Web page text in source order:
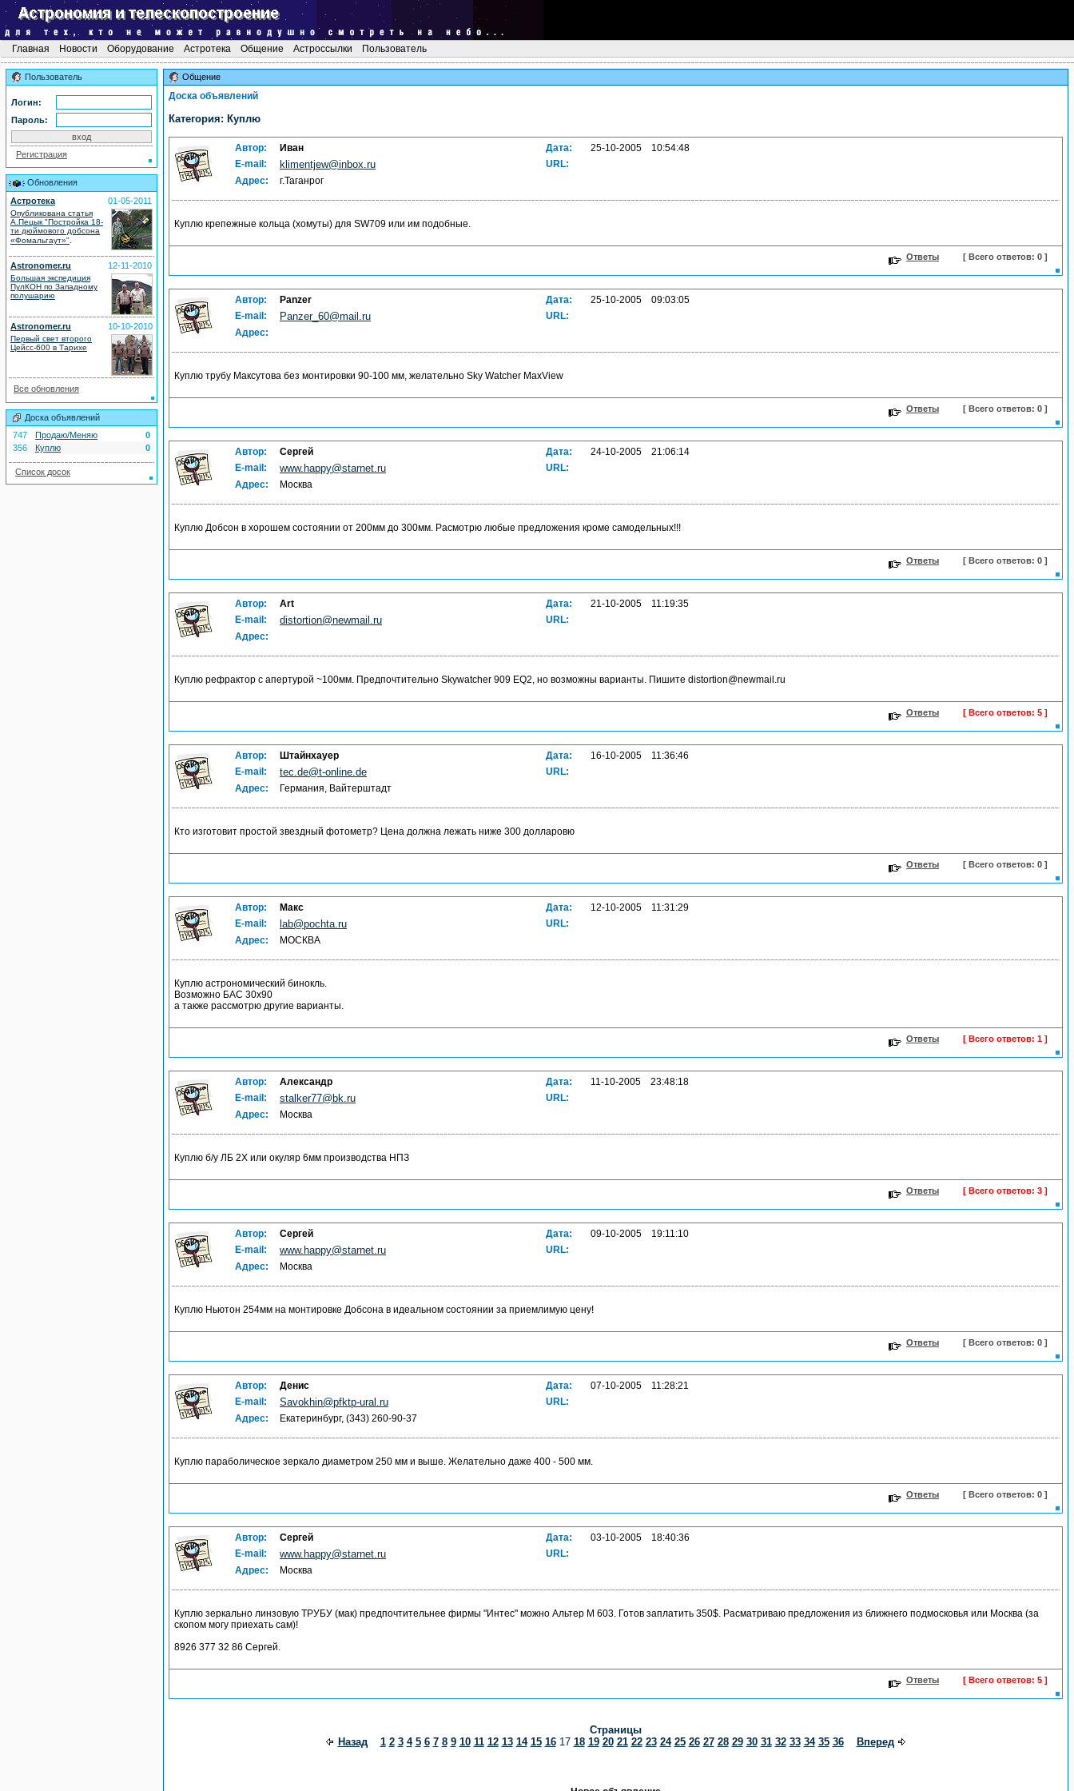
Главная Новости Оборудование Астротека Общение Астроссылки Пользователь
Пользователь
Логин:
Пароль:
Регистрация
Обновления
Астротека
01-05-2011
Опубликована статья
А.Пецык "Постройка 18-
ти дюймового добсона
«Фомальгаут»"
Astronomer.ru 12-11-2010
Большая экспедиция
ПулКОН по Западному
полушарию
Astronomer.ru 10-10-2010
Первый свет второго
Цейсс-600 в Тарихе
Все обновления
Доска объявлений
747
Продаю/Меняю
0
356
Куплю 0
Список досок
Общение
Доска объявлений
Категория: Куплю
Автор: Иван Дата:
25-10-2005 10:54:48
E-mail:
klimentjew@inbox.ru
URL:
Адрес:
г.Таганрог
Куплю крепежные кольца (хомуты) для SW709 или им подобные.
Ответы [ Всего ответов: 0 ]
Автор: Panzer Дата:
25-10-2005 09:03:05
E-mail:
Panzer_60@mail.ru
URL:
Адрес:
Куплю трубу Максутова без монтировки 90-100 мм, желательно Sky Watcher MaxView
Ответы [ Всего ответов: 0 ]
Автор: Сергей Дата:
24-10-2005 21:06:14
E-mail:
www.happy@starnet.ru
URL:
Адрес:
Москва
Куплю Добсон в хорошем состоянии от 200мм до 300мм. Расмотрю любые предложения кроме самодельных!!!
Ответы [ Всего ответов: 0 ]
Автор: Art Дата:
21-10-2005 11:19:35
E-mail:
distortion@newmail.ru
URL:
Адрес:
Куплю рефрактор с апертурой ~100мм. Предпочтительно Skywatcher 909 EQ2, но возможны варианты. Пишите distortion@newmail.ru
Ответы [ Всего ответов: 5 ]
Автор: Штайнхауер Дата:
16-10-2005 11:36:46
E-mail:
tec.de@t-online.de
URL:
Адрес:
Германия, Вайтерштадт
Кто изготовит простой звездный фотометр? Цена должна лежать ниже 300 долларовю
Ответы [ Всего ответов: 0 ]
Автор: Макс Дата:
12-10-2005 11:31:29
E-mail:
lab@pochta.ru
URL:
Адрес:
МОСКВА
Куплю астрономический бинокль.
Возможно БАС 30х90
а также рассмотрю другие варианты.
Ответы [ Всего ответов: 1 ]
Автор: Александр Дата:
11-10-2005 23:48:18
E-mail:
stalker77@bk.ru
URL:
Адрес:
Москва
Куплю б/у ЛБ 2X или окуляр 6мм производства НПЗ
Ответы [ Всего ответов: 3 ]
Автор: Сергей Дата:
09-10-2005 19:11:10
E-mail:
www.happy@starnet.ru
URL:
Адрес:
Москва
Куплю Ньютон 254мм на монтировке Добсона в идеальном состоянии за приемлимую цену!
Ответы [ Всего ответов: 0 ]
Автор: Денис Дата:
07-10-2005 11:28:21
E-mail:
Savokhin@pfktp-ural.ru
URL:
Адрес:
Екатеринбург, (343) 260-90-37
Куплю параболическое зеркало диаметром 250 мм и выше. Желательно даже 400 - 500 мм.
Ответы [ Всего ответов: 0 ]
Автор: Сергей Дата:
03-10-2005 18:40:36
E-mail:
www.happy@starnet.ru
URL:
Адрес:
Москва
Куплю зеркально линзовую ТРУБУ (мак) предпочтительнее фирмы "Интес" можно Альтер М 603. Готов заплатить 350$. Расматриваю предложения из ближнего подмосковья или Москва (за
скопом могу приехать сам)!
8926 377 32 86 Сергей.
Ответы [ Всего ответов: 5 ]
Страницы
Назад
1 2 3 4 5 6 7 8 9 10 11 12 13 14 15 1617 18 19 20 21 22 23 24 25 26 27 28 29 30 31 32 33 34 35 36 Вперед